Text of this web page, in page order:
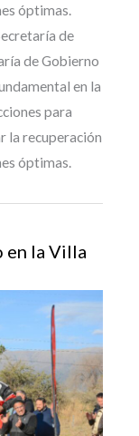
óptimas.
de
de Gobierno
en la
para
la recuperación
óptimas.
en la Villa